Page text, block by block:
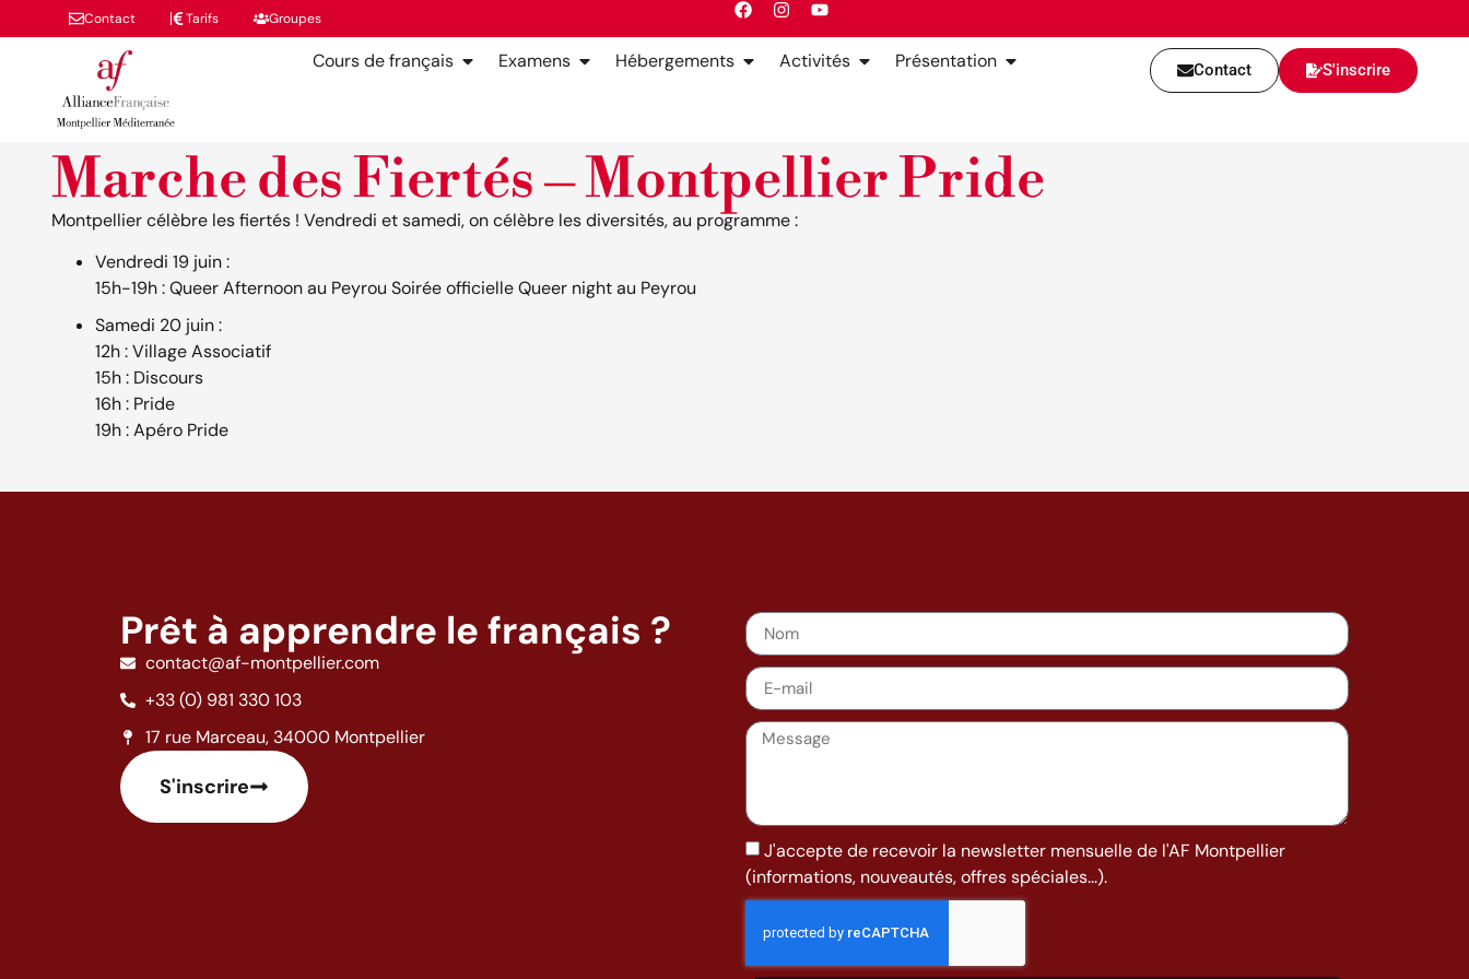
Contact Tarifs Groupes
Cours de français Examens Hébergements Activités Présentation Contact S'inscrire
Marche des Fiertés – Montpellier Pride
Montpellier célèbre les fiertés ! Vendredi et samedi, on célèbre les diversités, au programme :
Vendredi 19 juin :
15h-19h : Queer Afternoon au Peyrou Soirée officielle Queer night au Peyrou
Samedi 20 juin :
12h : Village Associatif
15h : Discours
16h : Pride
19h : Apéro Pride
Prêt à apprendre le français ?
contact@af-montpellier.com
+33 (0) 981 330 103
17 rue Marceau, 34000 Montpellier
S'inscrire
J'accepte de recevoir la newsletter mensuelle de l'AF Montpellier
(informations, nouveautés, offres spéciales...).